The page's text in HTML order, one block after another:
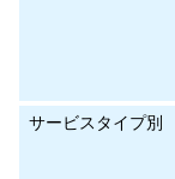
サービスタイプ別